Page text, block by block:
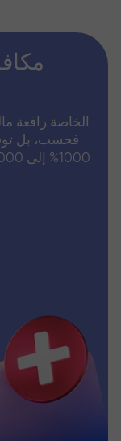
فحسب، بل